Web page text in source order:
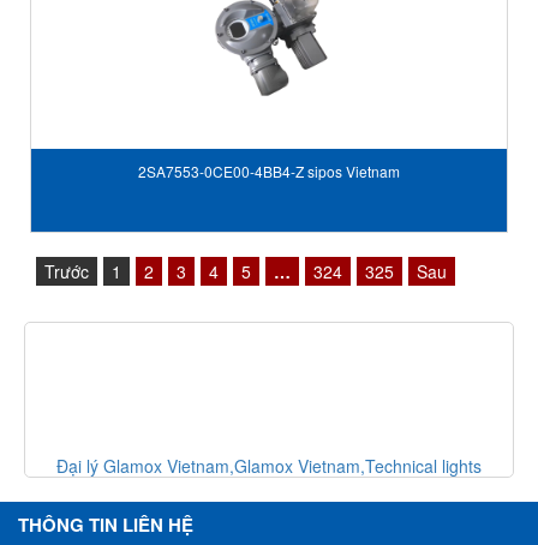
2SA7553-0CE00-4BB4-Z sipos Vietnam
Trước 1 2 3 4 5 … 324 325 Sau
Đại lý Glamox Vietnam,Glamox Vietnam,Technical lights
THÔNG TIN LIÊN HỆ